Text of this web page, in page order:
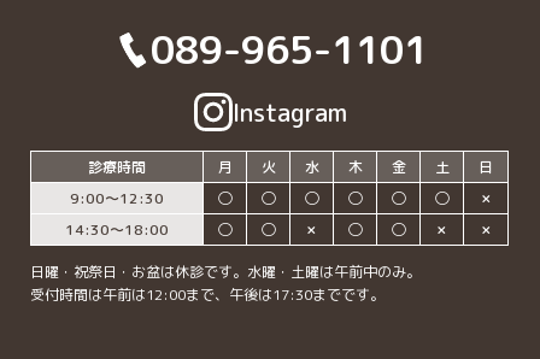
089-965-1101
Instagram
診療時間 月 火 水 木 金 土
日
9:00〜12:30
◯ ◯ ◯ ◯ ◯ ◯
✗
14:30〜18:00
◯ ◯ ✗ ◯ ◯ ✗ ✗
日曜・祝祭日・お盆は休診です。水曜・土曜は午前中のみ。
受付時間は午前は12:00まで、午後は17:30までです。